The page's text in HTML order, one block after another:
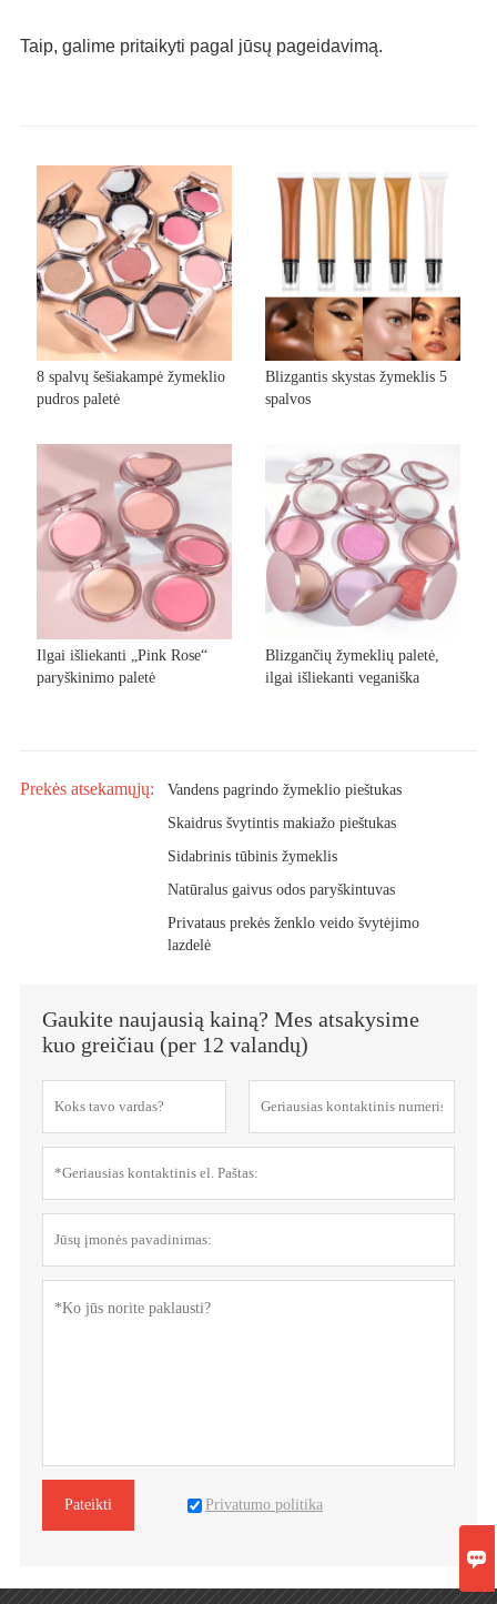
Taip, galime pritaikyti pagal jūsų pageidavimą.
8 spalvų šešiakampė žymeklio
pudros paletė
Blizgantis skystas žymeklis 5
spalvos
Ilgai išliekanti „Pink Rose“
paryškinimo paletė
Blizgančių žymeklių paletė,
ilgai išliekanti veganiška
Prekės atsekamųjų:
Vandens pagrindo žymeklio pieštukas
Skaidrus švytintis makiažo pieštukas
Sidabrinis tūbinis žymeklis
Natūralus gaivus odos paryškintuvas
Privataus prekės ženklo veido švytėjimo
lazdelė
Gaukite naujausią kainą? Mes atsakysime
kuo greičiau (per 12 valandų)
Pateikti Privatumo politika
